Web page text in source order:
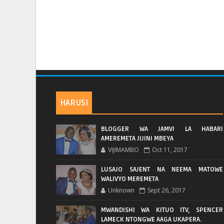
HARUSI
BLOGGER WA JAMVI LA HABARI
AMEREMETA JIJINI MBEYA
VIJIMAMBO Oct 11, 2017
LUSAJO SAJENT NA NEEMA MATOWE
WALIVYO MEREMETA
Unknown Sept 26, 2017
MWANDISHI WA KITUO ITV, SPENCER
LAMECK NTONGWE AAGA UKAPERA.